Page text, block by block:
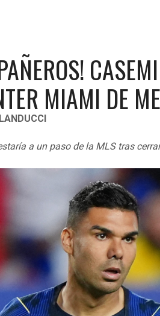
MIAMI DE
a un paso de la MLS tras